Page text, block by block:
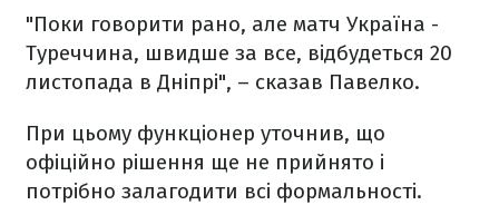
"Поки говорити рано, але матч Україна -
Туреччина, швидше за все, відбудеться 20
листопада в Дніпрі", – сказав Павелко.
При цьому функціонер уточнив, що
офіційно рішення ще не прийнято і
потрібно залагодити всі формальності.